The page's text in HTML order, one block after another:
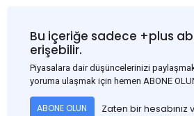
Bu içeriğe sadece +plus
erişebilir.
Piyasalara dair düşüncelerinizi
yoruma ulaşmak için hemen ABONE
ABONE OLUN Zaten bir hesabınız